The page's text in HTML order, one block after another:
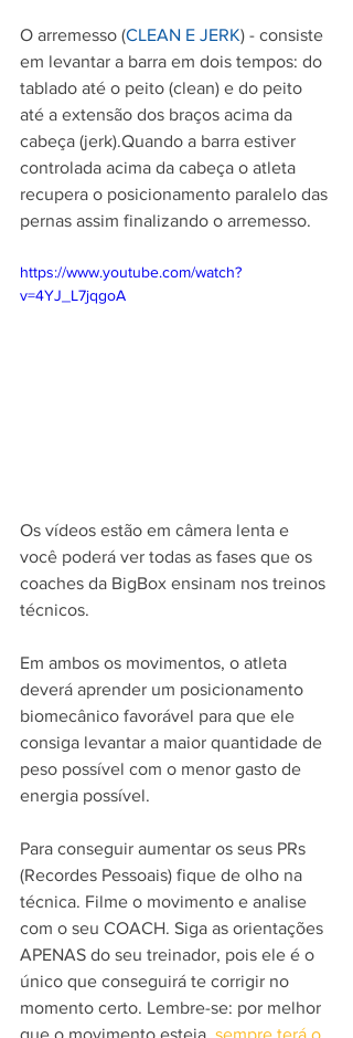
O arremesso (CLEAN E JERK) - consiste
em levantar a barra em dois tempos: do
tablado até o peito (clean) e do peito
até a extensão dos braços acima da
cabeça (jerk).Quando a barra estiver
controlada acima da cabeça o atleta
recupera o posicionamento paralelo das
pernas assim finalizando o arremesso.
https://www.youtube.com/watch?
v=4YJ_L7jqgoA
Os vídeos estão em câmera lenta e
você poderá ver todas as fases que os
coaches da BigBox ensinam nos treinos
técnicos.
Em ambos os movimentos, o atleta
deverá aprender um posicionamento
biomecânico favorável para que ele
consiga levantar a maior quantidade de
peso possível com o menor gasto de
energia possível.
Para conseguir aumentar os seus PRs
(Recordes Pessoais) fique de olho na
técnica. Filme o movimento e analise
com o seu COACH. Siga as orientações
APENAS do seu treinador, pois ele é o
único que conseguirá te corrigir no
momento certo. Lembre-se: por melhor
que o movimento esteja, sempre terá o